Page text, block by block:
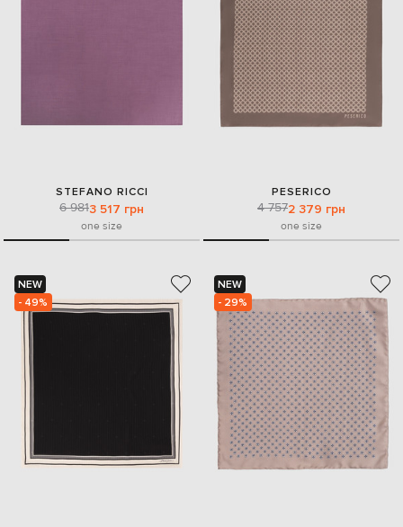
STEFANO RICCI
6 9813 517 грн
one size
PESERICO
4 7572 379 грн
one size
NEW
- 49%
NEW
- 29%